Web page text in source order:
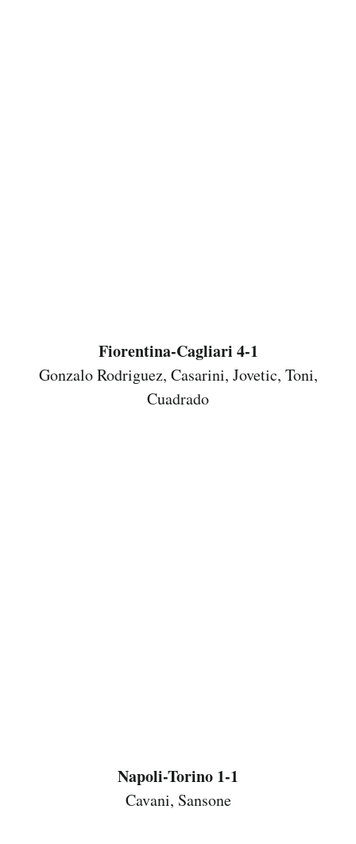
Fiorentina-Cagliari 4-1
Gonzalo Rodriguez, Casarini, Jovetic, Toni,
Cuadrado
Napoli-Torino 1-1
Cavani, Sansone